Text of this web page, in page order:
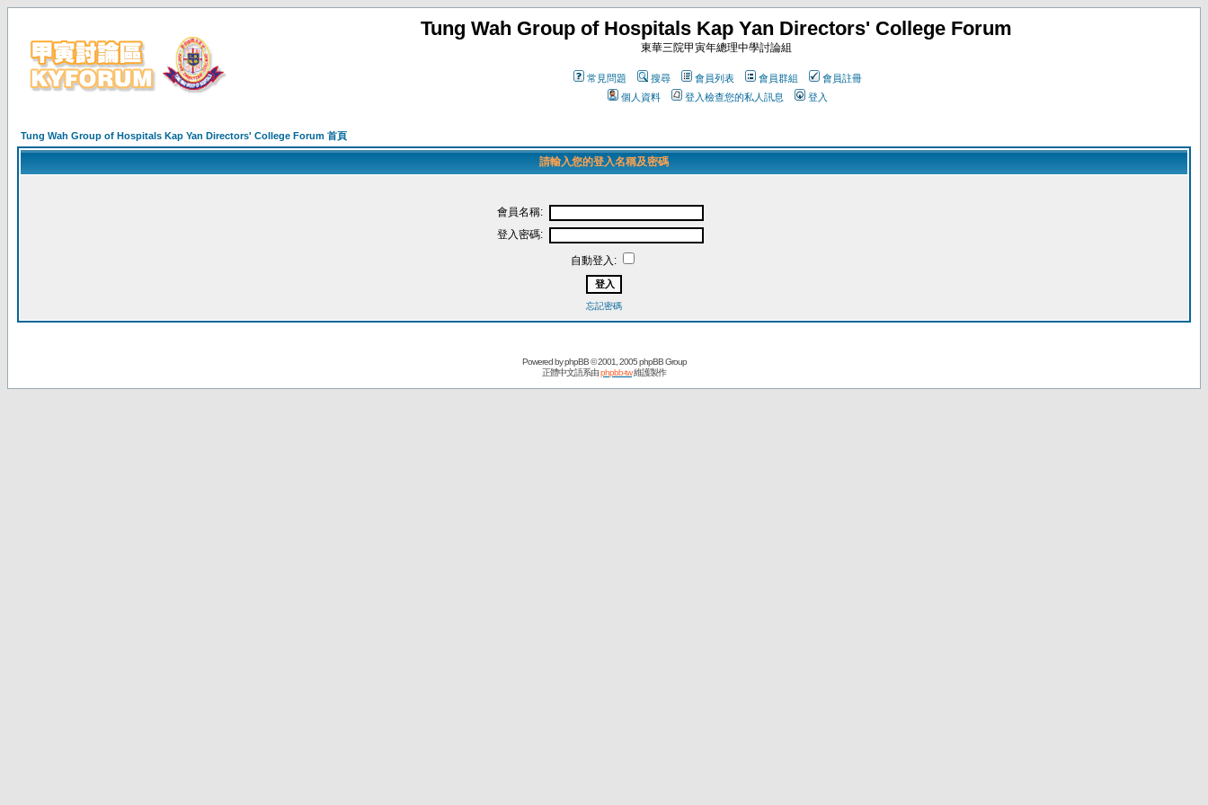
Tung Wah Group of Hospitals Kap Yan Directors' College Forum
東華三院甲寅年總理中學討論組
常見問題 搜尋 會員列表 會員群組
會員註冊
個人資料
登入檢查您的私人訊息 登入
Tung Wah Group of Hospitals Kap Yan Directors' College Forum 首頁
請輸入您的登入名稱及密碼
會員名稱:
登入密碼:
自動登入:
忘記密碼
Powered byphpBB© 2001, 2005 phpBB Group
正體中文語系由phpbb-tw維護製作